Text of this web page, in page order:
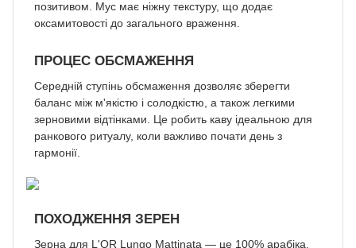
позитивом. Мус має ніжну текстуру, що додає
оксамитовості до загального враження.
ПРОЦЕС ОБСМАЖЕННЯ
Середній ступінь обсмаження дозволяє зберегти
баланс між м'якістю і солодкістю, а також легкими
зерновими відтінками. Це робить каву ідеальною для
ранкового ритуалу, коли важливо почати день з
гармонії.
ПОХОДЖЕННЯ ЗЕРЕН
Зерна для L'OR Lungo Mattinata — це 100% арабіка,